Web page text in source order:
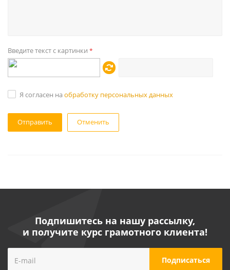
Введите текст с картинки *
Я согласен на обработку персональных данных
Отменить
Подпишитесь на нашу рассылку,
и получите курс грамотного клиента!